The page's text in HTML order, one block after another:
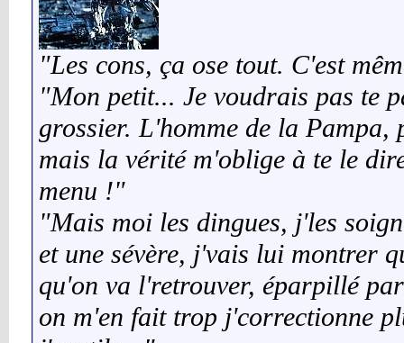
"Les cons, ça ose tout. C'est
"Mon petit... Je voudrais pas te
grossier. L'homme de la
mais la vérité m'oblige à te le
menu !"
"Mais moi les dingues, j'les
et une sévère, j'vais lui montrer
qu'on va l'retrouver, éparpillé
on m'en fait trop j'correctionne